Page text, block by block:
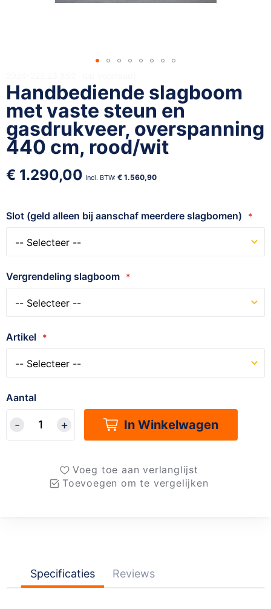
Handbediende slagboom
met vaste steun en
gasdrukveer, overspanning
440 cm, rood/wit
€ 1.290,00 € 1.560,90
Slot (geld alleen bij aanschaf meerdere slagbomen)
Vergrendeling slagboom
Artikel
Aantal
In Winkelwagen
Voeg toe aan verlanglijst
Toevoegen om te vergelijken
naar
het
begin
van
de
afbeeldingen-
gallerij
Specificaties Reviews